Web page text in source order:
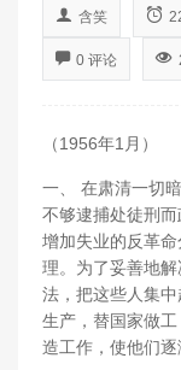
含笑
0 评论
（1956年1月）
一、 在肃清一切
不够逮捕处徒刑
增加失业的反革
理。为了妥善地
法，把这些人集
生产，替国家做
造工作，使他们逐